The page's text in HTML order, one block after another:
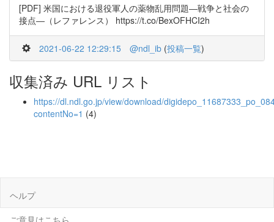
[PDF] 米国における退役軍人の薬物乱用問題―戦争と社会の
接点―（レファレンス） https://t.co/BexOFHCI2h
2021-06-22 12:29:15 @ndl_ib (投稿一覧)
収集済み URL リスト
https://dl.ndl.go.jp/view/download/
contentNo=1 (4)
ヘルプ
ご意見はこちら